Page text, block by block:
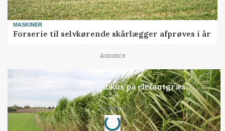
MASKINER
Forserie til selvkørende skårlægger afprøves i år
Annonce
ARRANGEMENT
Markvandring sætter fokus på elefantgræs
Annonce
Loading...